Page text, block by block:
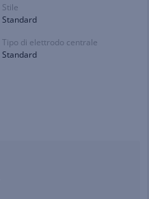
Stile
Standard
Tipo di elettrodo centrale
Standard